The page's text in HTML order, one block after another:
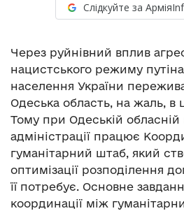
Слідкуйте за
Через руйнівний вплив
нацистського режиму
населення України
Одеська область, на жаль, в
Тому при Одеській обласній
адміністрації працює
гуманітарний штаб, який
оптимізації розподілення
її потребує. Основне
координації між